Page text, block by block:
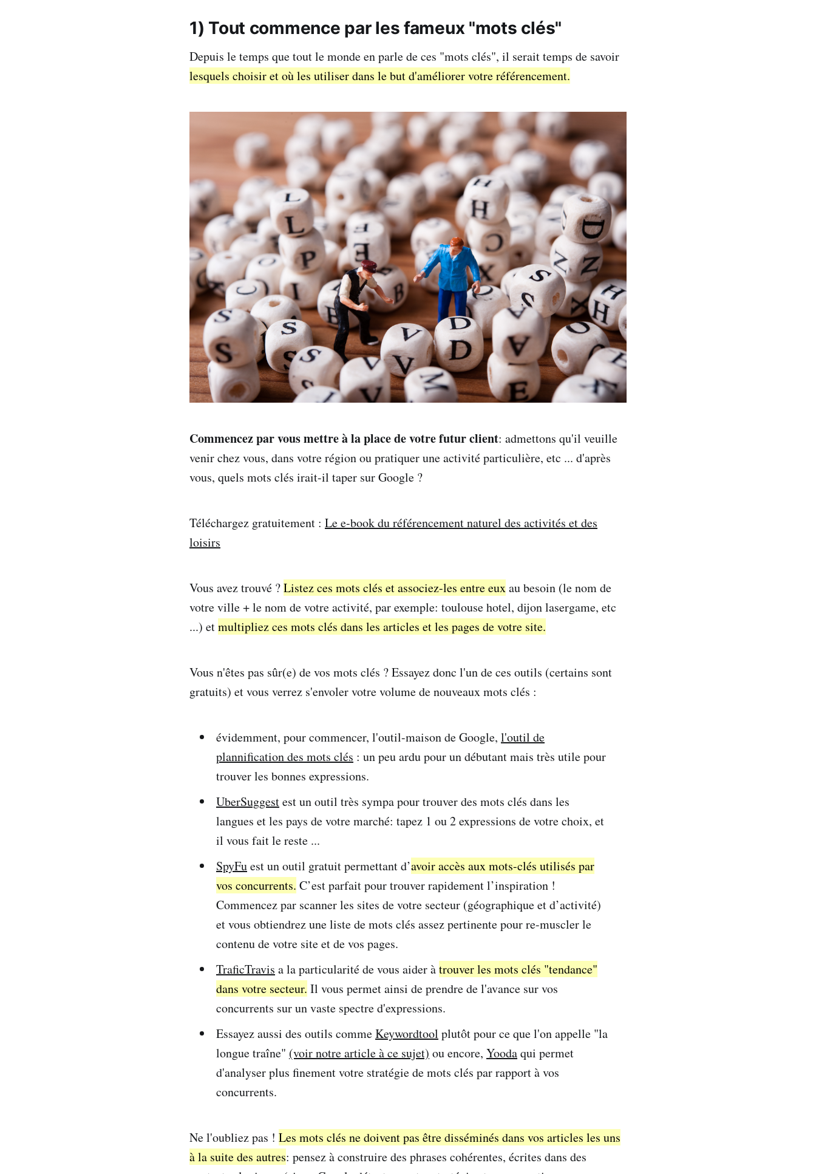
1) Tout commence par les fameux "mots clés"
Depuis le temps que tout le monde en parle de ces "mots clés", il serait temps de savoir
lesquels choisir et où les utiliser dans le but d'améliorer votre référencement.
Commencez par vous mettre à la place de votre futur client: admettons qu'il veuille
venir chez vous, dans votre région ou pratiquer une activité particulière, etc ... d'après
vous, quels mots clés irait-il taper sur Google ?
Téléchargez gratuitement : Le e-book du référencement naturel des activités et des
loisirs
Vous avez trouvé ?Listez ces mots clés et associez-les entre euxau besoin (le nom de
votre ville + le nom de votre activité, par exemple: toulouse hotel, dijon lasergame, etc
...) etmultipliez ces mots clés dans les articles et les pages de votre site.
Vous n'êtes pas sûr(e) de vos mots clés ? Essayez donc l'un de ces outils (certains sont
gratuits) et vous verrez s'envoler votre volume de nouveaux mots clés :
évidemment, pour commencer, l'outil-maison de Google, l'outil de
plannification des mots clés : un peu ardu pour un débutant mais très utile pour
trouver les bonnes expressions.
UberSuggestest un outil très sympa pour trouver des mots clés dans les
langues et les pays de votre marché: tapez 1 ou 2 expressions de votre choix, et
il vous fait le reste ...
SpyFuest un outil gratuit permettant d’avoir accès aux mots-clés utilisés par
vos concurrents. C’est parfait pour trouver rapidement l’inspiration !
Commencez par scanner les sites de votre secteur (géographique et d’activité)
et vous obtiendrez une liste de mots clés assez pertinente pour re-muscler le
contenu de votre site et de vos pages.
TraficTravis a la particularité de vous aider àtrouver les mots clés "tendance"
dans votre secteur. Il vous permet ainsi de prendre de l'avance sur vos
concurrents sur un vaste spectre d'expressions.
Essayez aussi des outils commeKeywordtool plutôt pour ce que l'on appelle "la
longue traîne" (voir notre article à ce sujet) ou encore, Yoodaqui permet
d'analyser plus finement votre stratégie de mots clés par rapport à vos
concurrents.
Ne l'oubliez pas ! Les mots clés ne doivent pas être disséminés dans vos articles les uns
à la suite des autres: pensez à construire des phrases cohérentes, écrites dans des